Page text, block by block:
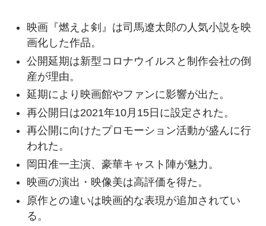
映画『燃えよ剣』は司馬遼太郎の人気小説を映
画化した作品。
公開延期は新型コロナウイルスと制作会社の倒
産が理由。
延期により映画館やファンに影響が出た。
再公開日は2021年10月15日に設定された。
再公開に向けたプロモーション活動が盛んに行
われた。
岡田准一主演、豪華キャスト陣が魅力。
映画の演出・映像美は高評価を得た。
原作との違いは映画的な表現が追加されてい
る。